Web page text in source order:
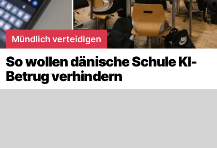
Mündlich verteidigen
So wollen dänische Schule KI-
Betrug verhindern